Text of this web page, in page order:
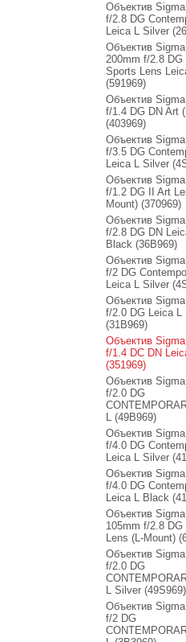
Объектив
f/2.8 DG
Leica L Silver
Объектив
200mm f/2.8 DG
Sports Lens
(591969)
Объектив
f/1.4 DG DN Art
(403969)
Объектив
f/3.5 DG
Leica L Silver
Объектив
f/1.2 DG II Art
Mount) (370969)
Объектив
f/2.8 DG DN
Black (36B969)
Объектив
f/2 DG
Leica L Silver
Объектив
f/2.0 DG Leica L
(31B969)
Объектив
f/1.4 DC DN
(351969)
Объектив
f/2.0 DG
L (49B969)
Объектив
f/4.0 DG
Leica L Silver
Объектив
f/4.0 DG
Leica L Black
Объектив
105mm f/2.8 DG
Lens (L-Mount)
Объектив
f/2.0 DG
L Silver (49S969)
Объектив
f/2 DG